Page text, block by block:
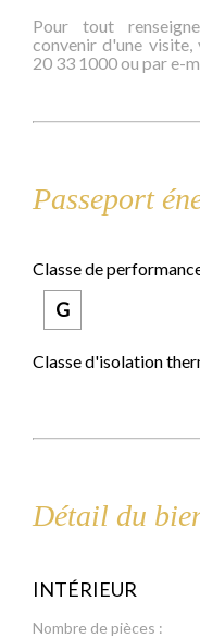
Pour tout
convenir d'une
20 33 1000 ou par e-
Passeport
Classe de
G
Classe d'isolation
Détail du
INTÉRIEUR
Nombre de pièces :